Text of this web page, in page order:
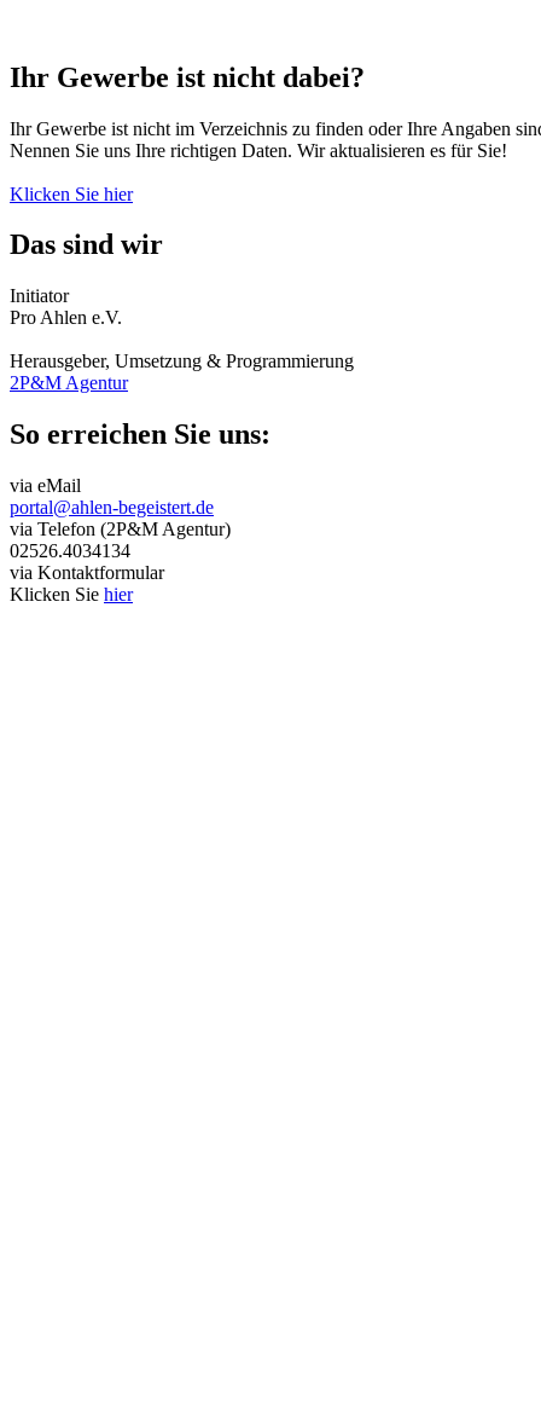
Ihr Gewerbe ist nicht dabei?
Ihr Gewerbe ist nicht im Verzeichnis zu finden oder Ihre Angaben
Nennen Sie uns Ihre richtigen Daten. Wir aktualisieren es für Sie!
Klicken Sie hier
Das sind wir
Initiator
Pro Ahlen e.V.
Herausgeber, Umsetzung & Programmierung
2P&M Agentur
So erreichen Sie uns:
via eMail
portal@ahlen-begeistert.de
via Telefon (2P&M Agentur)
02526.4034134
via Kontaktformular
Klicken Sie hier